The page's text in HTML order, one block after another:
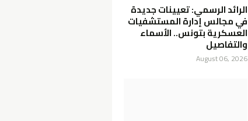
الرائد الرسمي: تعيينات جديدة
في مجالس إدارة المستشفيات
العسكرية بتونس.. الأسماء
والتفاصيل
August 06, 2026